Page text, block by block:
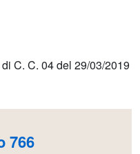
C. C. 04 del 29/03/2019
766